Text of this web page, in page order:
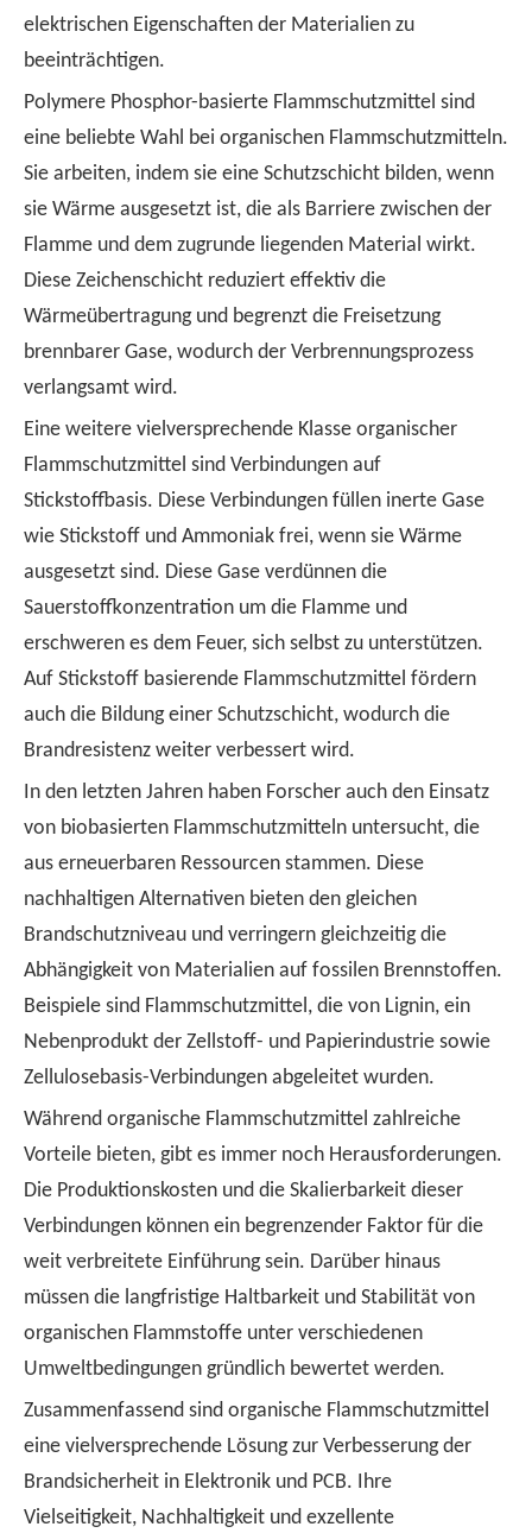
elektrischen Eigenschaften der Materialien zu
beeinträchtigen.
Polymere Phosphor-basierte Flammschutzmittel sind
eine beliebte Wahl bei organischen Flammschutzmitteln.
Sie arbeiten, indem sie eine Schutzschicht bilden, wenn
sie Wärme ausgesetzt ist, die als Barriere zwischen der
Flamme und dem zugrunde liegenden Material wirkt.
Diese Zeichenschicht reduziert effektiv die
Wärmeübertragung und begrenzt die Freisetzung
brennbarer Gase, wodurch der Verbrennungsprozess
verlangsamt wird.
Eine weitere vielversprechende Klasse organischer
Flammschutzmittel sind Verbindungen auf
Stickstoffbasis. Diese Verbindungen füllen inerte Gase
wie Stickstoff und Ammoniak frei, wenn sie Wärme
ausgesetzt sind. Diese Gase verdünnen die
Sauerstoffkonzentration um die Flamme und
erschweren es dem Feuer, sich selbst zu unterstützen.
Auf Stickstoff basierende Flammschutzmittel fördern
auch die Bildung einer Schutzschicht, wodurch die
Brandresistenz weiter verbessert wird.
In den letzten Jahren haben Forscher auch den Einsatz
von biobasierten Flammschutzmitteln untersucht, die
aus erneuerbaren Ressourcen stammen. Diese
nachhaltigen Alternativen bieten den gleichen
Brandschutzniveau und verringern gleichzeitig die
Abhängigkeit von Materialien auf fossilen Brennstoffen.
Beispiele sind Flammschutzmittel, die von Lignin, ein
Nebenprodukt der Zellstoff- und Papierindustrie sowie
Zellulosebasis-Verbindungen abgeleitet wurden.
Während organische Flammschutzmittel zahlreiche
Vorteile bieten, gibt es immer noch Herausforderungen.
Die Produktionskosten und die Skalierbarkeit dieser
Verbindungen können ein begrenzender Faktor für die
weit verbreitete Einführung sein. Darüber hinaus
müssen die langfristige Haltbarkeit und Stabilität von
organischen Flammstoffe unter verschiedenen
Umweltbedingungen gründlich bewertet werden.
Zusammenfassend sind organische Flammschutzmittel
eine vielversprechende Lösung zur Verbesserung der
Brandsicherheit in Elektronik und PCB. Ihre
Vielseitigkeit, Nachhaltigkeit und exzellente